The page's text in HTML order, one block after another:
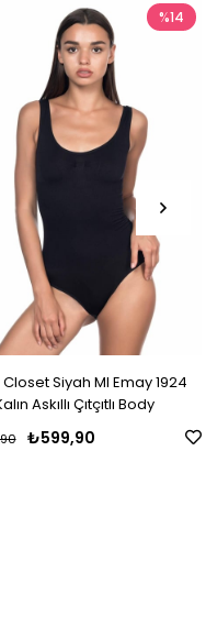
Arias Closet Ten MI Emay
Soft Kalın Askıllı Çıtçıtlı
₺599,90
₺699,90